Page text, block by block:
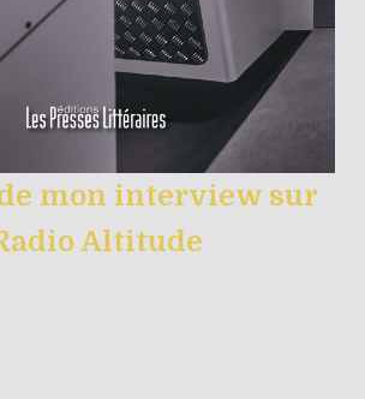
mon interview sur
Altitude